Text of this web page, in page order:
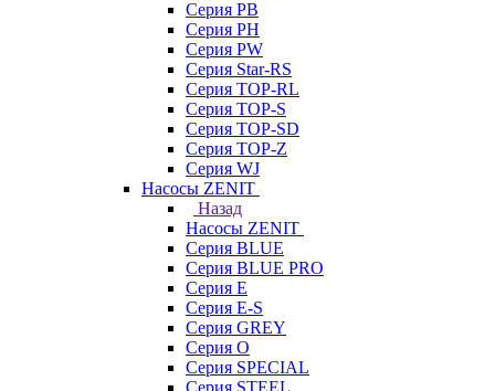
Серия PB
Серия PH
Серия PW
Серия Star-RS
Серия TOP-RL
Серия TOP-S
Серия TOP-SD
Серия TOP-Z
Серия WJ
Насосы ZENIT
Назад
Насосы ZENIT
Серия BLUE
Серия BLUE PRO
Серия E
Серия E-S
Серия GREY
Серия O
Серия SPECIAL
Серия STEEL